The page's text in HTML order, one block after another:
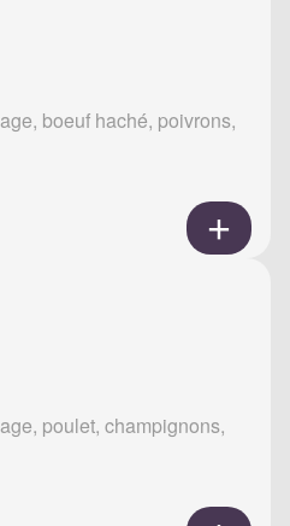
boeuf haché, poivrons,
poulet, champignons,